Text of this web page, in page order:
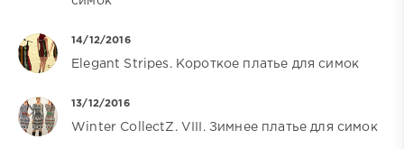
14/12/2016
Elegant Stripes. Короткое платье для симок
13/12/2016
Winter CollectZ. VIII. Зимнее платье для симок